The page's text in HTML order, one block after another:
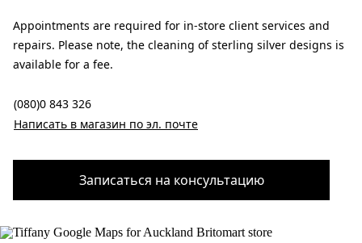
Appointments are required for in-store client services and
repairs. Please note, the cleaning of sterling silver designs is
available for a fee.
(080)0 843 326
Написать в магазин по эл. почте
Записаться на консультацию